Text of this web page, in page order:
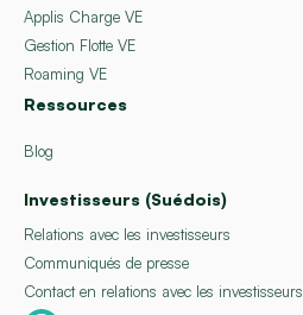
Applis Charge VE
Gestion Flotte VE
Roaming VE
Ressources
Blog
Investisseurs (Suédois)
Relations avec les investisseurs
Communiqués de presse
Contact en relations avec les investisseurs